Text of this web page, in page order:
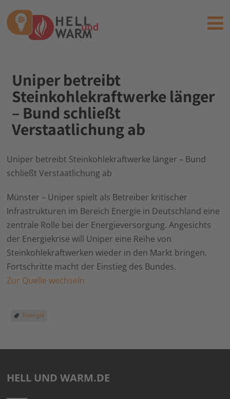
Uniper betreibt
Steinkohlekraftwerke länger
– Bund schließt
Verstaatlichung ab
Uniper betreibt Steinkohlekraftwerke länger – Bund
schließt Verstaatlichung ab
Münster – Uniper spielt als Betreiber kritischer
Infrastrukturen im Bereich Energie in Deutschland eine
zentrale Rolle bei der Energieversorgung. Angesichts
der Energiekrise will Uniper eine Reihe von
Steinkohlekraftwerken wieder in den Markt bringen.
Fortschritte macht der Einstieg des Bundes.
Zur Quelle wechseln
Energie
HELL UND WARM.DE